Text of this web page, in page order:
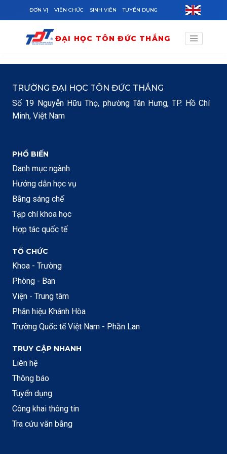
Skip to main content
ĐƠN VỊ VIÊN CHỨC SINH VIÊN TUYỂN DỤNG
ĐẠI HỌC TÔN ĐỨC THẮNG
TRƯỜNG ĐẠI HỌC TÔN ĐỨC THẮNG
Số 19 Nguyễn Hữu Thọ, phường Tân Hưng, TP. Hồ Chí
Minh, Việt Nam
PHỔ BIẾN
Danh mục ngành
Hướng dẫn học vụ
Bằng sáng chế
Tạp chí khoa học
Hợp tác quốc tế
TỔ CHỨC
Khoa - Trường
Phòng - Ban
Viện - Trung tâm
Phân hiệu Khánh Hòa
Trường Quốc tế Việt Nam - Phần Lan
TRUY CẬP NHANH
Liên hệ
Thông báo
Tuyển dụng
Công khai thông tin
Tra cứu văn bằng